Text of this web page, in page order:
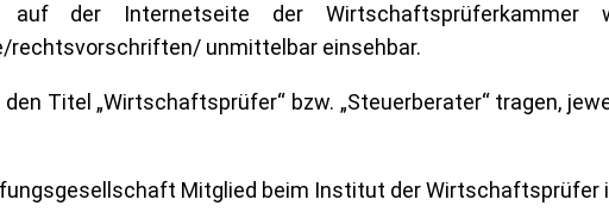
der Internetseite der Wirtschaftsprüferkammer
rechtsvorschriften/ unmittelbar einsehbar.
Titel „Wirtschaftsprüfer“ bzw. „Steuerberater“ tragen,
Mitglied beim Institut der Wirtschaftsprüfer